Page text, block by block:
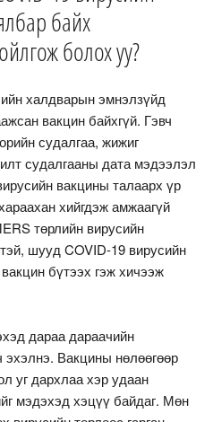
байх
болох уу?
халдварын эмнэлзүйд
вакцин байхгүй. Гэвч
судалгаа, жижиг
судалгааны дата мэдээлэл
вакцины талаарх үр
хийгдэж амжаагүй
төрлийн вирусийн
шууд COVID-19 вирусийн
бүтээх гэж хичээж
дараа дараачийн
эхэлнэ. Вакцины нөлөөгөөр
уг дархлаа хэр удаан
мэдэхэд хэцүү байдаг. Мөн